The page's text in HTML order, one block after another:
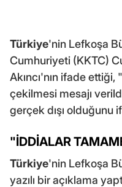
Türkiye'nin Lefkoşa
Cumhuriyeti (KKTC)
Akıncı'nın ifade
çekilmesi mesajı
gerçek dışı olduğunu
"İDDİALAR
Türkiye'nin Lefkoşa
yazılı bir açıklama